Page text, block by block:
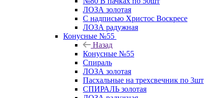
ЛОЗА золотая
С надписью Христос Воскресе
ЛОЗА радужная
Конусные №55
Назад
Конусные №55
Спираль
ЛОЗА золотая
Пасхальные на трехсвечник по 3шт
СПИРАЛЬ золотая